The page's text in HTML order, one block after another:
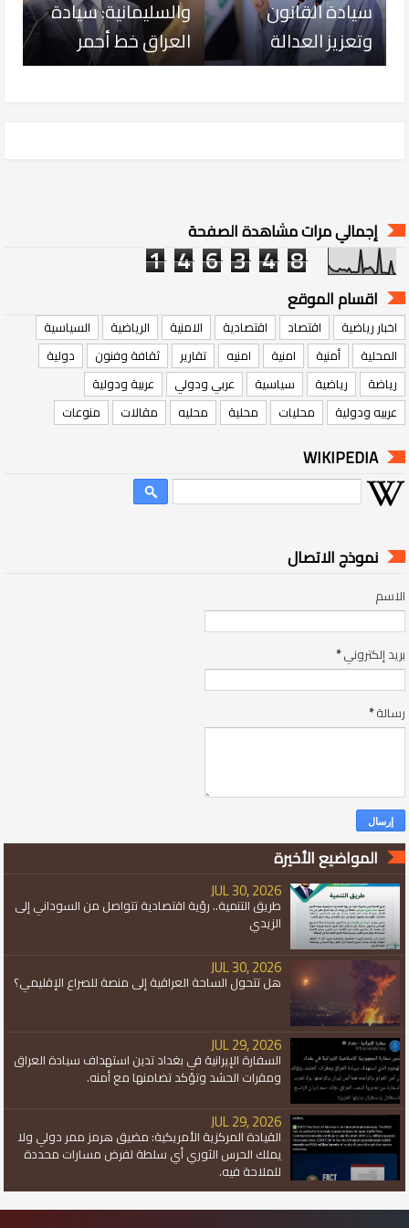
سيادة القانون
وتعزيز العدالة
والسليمانية: سيادة
العراق خط أحمر
إجمالي مرات مشاهدة الصفحة
1 4 6 3 4 8
اقسام الموقع
اخبار رياضية اقتصاد اقتصادية الامنية الرياضية
السياسية
المحلية
أمنية امنية امنيه تقارير ثقافة وفنون
دولية
رياضة
رياضية سياسية عربي ودولي
عربية ودولية
عربيه ودولية
محليات محلية محليه مقالات منوعات
WIKIPEDIA
نموذج الاتصال
الاسم
بريد إلكتروني*
رسالة*
المواضيع الأخيرة
JUL 30, 2026
طريق التنمية.. رؤية اقتصادية تتواصل من السوداني إلى
الزيدي
JUL 30, 2026
هل تتحول الساحة العراقية إلى منصة للصراع الإقليمي؟
JUL 29, 2026
السفارة الإيرانية في بغداد تدين استهداف سيادة العراق
ومقرات الحشد وتؤكد تضامنها مع أمنه.
JUL 29, 2026
القيادة المركزية الأمريكية: مضيق هرمز ممر دولي ولا
يملك الحرس الثوري أي سلطة لفرض مسارات محددة
للملاحة فيه.